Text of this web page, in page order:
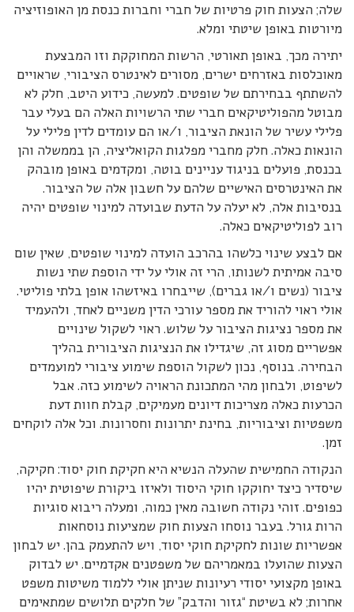
שלה; הצעות חוק פרטיות של חברי וחברות כנסת מן האופוזיציה
מיורטות באופן שיטתי ומלא.
יתירה מכך, באופן תאורטי, הרשות המחוקקת וזו המבצעת
מאוכלסות באזרחים ישרים, מסורים לאינטרס הציבורי, שראויים
להשתתף בבחירתם של שופטים. למעשה, כידוע היטב, חלק לא
מבוטל מהפוליטיקאים חברי שתי הרשויות האלה הם בעלי עבר
פלילי עשיר של הונאת הציבור, ו/או הם עומדים לדין פלילי על
הונאות כאלה. חלק מחברי מפלגות הקואליציה, הן בממשלה והן
בכנסת, פועלים בניגוד עניינים בוטה, ומקדמים באופן מובהק
את האינטרסים האישיים שלהם על חשבון אלה של הציבור.
בנסיבות אלה, לא יעלה על הדעת שבועדה למינוי שופטים יהיה
רוב לפוליטיקאים כאלה.
אם לבצע שינוי כלשהו בהרכב הועדה למינוי שופטים, שאין שום
סיבה אמיתית לשנותו, הרי זה אולי על ידי הוספת שתי נשות
ציבור (נשים ו/או גברים), שייבחרו באיזשהו אופן בלתי פוליטי.
אולי ראוי להוריד את מספר עורכי הדין משניים לאחד, ולהעמיד
את מספר נציגות הציבור על שלוש. ראוי לשקול שינויים
אפשריים מסוג זה, שיגדילו את הנציגות הציבורית בהליך
הבחירה. בנוסף, נכון לשקול הוספת שימוע ציבורי למועמדים
לשיפוט, ולבחון מהי המתכונת הראויה לשימוע כזה. אבל
הכרעות כאלה מצריכות דיונים מעמיקים, קבלת חוות דעת
משפטיות וציבוריות, בחינת יתרונות וחסרונות. וכל אלה לוקחים
זמן.
הנקודה החמישית שהעלה הנשיא היא חקיקת חוק יסוד: חקיקה,
שיסדיר כיצד יחוקקו חוקי היסוד ולאיזו ביקורת שיפוטית יהיו
כפופים. זוהי נקודה חשובה מאין כמוה, ומעלה ריבוא סוגיות
הרות גורל. בעבר נוסחו הצעות חוק שמציעות נוסחאות
אפשריות שונות לחקיקת חוקי יסוד, ויש להתעמק בהן. יש לבחון
הצעות שהועלו במאמריהם של משפטנים אקדמיים. יש לבדוק
באופן מקצועי יסודי רעיונות שניתן אולי ללמוד משיטות משפט
אחרות; לא בשיטת “גזור והדבק” של חלקים תלושים שמתאימים